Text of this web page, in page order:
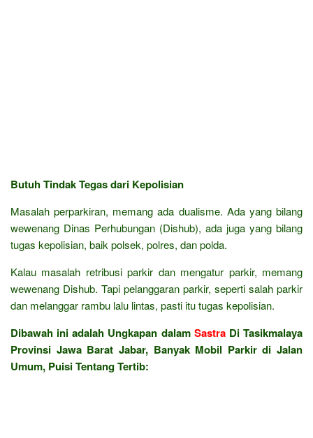
Butuh Tindak Tegas dari Kepolisian
Masalah perparkiran, memang ada dualisme. Ada yang bilang
wewenang Dinas Perhubungan (Dishub), ada juga yang bilang
tugas kepolisian, baik polsek, polres, dan polda.
Kalau masalah retribusi parkir dan mengatur parkir, memang
wewenang Dishub. Tapi pelanggaran parkir, seperti salah parkir
dan melanggar rambu lalu lintas, pasti itu tugas kepolisian.
Dibawah ini adalah Ungkapan dalam SastraDi Tasikmalaya
Provinsi Jawa Barat Jabar, Banyak Mobil Parkir di Jalan
Umum, Puisi Tentang Tertib: